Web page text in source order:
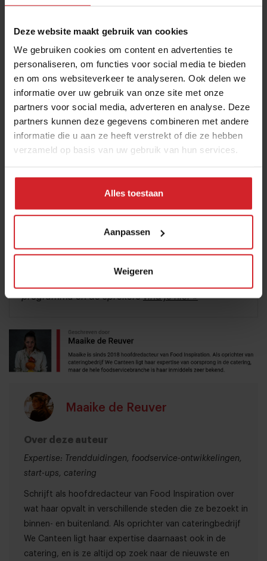
Deze website maakt gebruik van cookies
We gebruiken cookies om content en advertenties te
personaliseren, om functies voor social media te bieden
en om ons websiteverkeer te analyseren. Ook delen we
informatie over uw gebruik van onze site met onze
partners voor social media, adverteren en analyse. Deze
partners kunnen deze gegevens combineren met andere
informatie die u aan ze heeft verstrekt of die ze hebben
verzameld op basis van uw gebruik van hun services.
Alles toestaan
Aanpassen
Weigeren
Eerdere bezoekers van de Food Inspiration Days
beoordelen het event met een 8,6. Ze zijn vooral
enthousiast over de kwaliteit van de sprekers, de
workshops en de gastvrijheid van het team van Food
Levendige foodmarkt
Ook de foodmarkt en de culinaire intermezzo’s staan
tijdens de Food Inspiration Days in het teken van New
waarmee ondernemers in foodservice hun
bedrijfsvoering kunnen verbeteren. Daarnaast zijn er
diverse tastings om de kennis en smaakpapillen van
bezoekers te prikkelen.
programma en de sprekersvind je hier »
Maaike de Reuver
Over deze auteur
Expertise: Trendduidingen, foodservice-ontwikkelingen,
start-ups, catering
Schrijft als hoofdredacteur van Food Inspiration over
wat haar opvalt in verschillende steden die ze bezoekt in
binnen- en buitenland. Als oprichter van cateringbedrijf
We Canteen ligt haar expertise daarnaast ook in de
catering, en is ze altijd op zoek naar de nieuwste en